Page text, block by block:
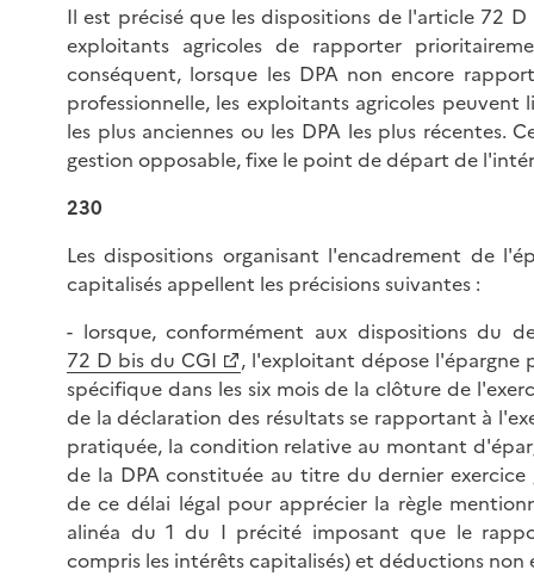
Il est précisé que les dispositions de l'article 72
exploitants agricoles de rapporter
conséquent, lorsque les DPA non encore
professionnelle, les exploitants agricoles
les plus anciennes ou les DPA les plus récentes.
gestion opposable, fixe le point de départ de
230
Les dispositions organisant l'encadrement de
capitalisés appellent les précisions suivantes :
- lorsque, conformément aux dispositions du
72 D bis du CGI
, l'exploitant dépose l'épargne
spécifique dans les six mois de la clôture de
de la déclaration des résultats se rapportant à
pratiquée, la condition relative au montant
de la DPA constituée au titre du dernier
de ce délai légal pour apprécier la règle
alinéa du 1 du I précité imposant que le
compris les intérêts capitalisés) et déductions non